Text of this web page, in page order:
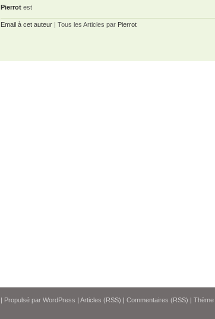
Pierrot est
Email à cet auteur | Tous les Articles par Pierrot
| Propulsé par WordPress | Articles (RSS) | Commentaires (RSS) | Thème